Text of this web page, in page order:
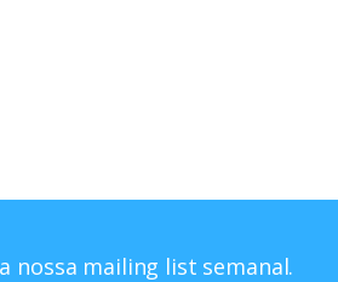
nossa mailing list semanal.